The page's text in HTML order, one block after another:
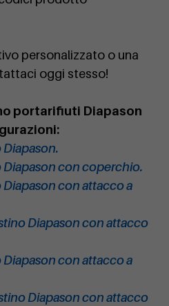
personalizzato o una
oggi stesso!
portarifiuti Diapason
Diapason con coperchio.
Diapason con attacco a
Diapason con attacco
Diapason con attacco a
Diapason con attacco